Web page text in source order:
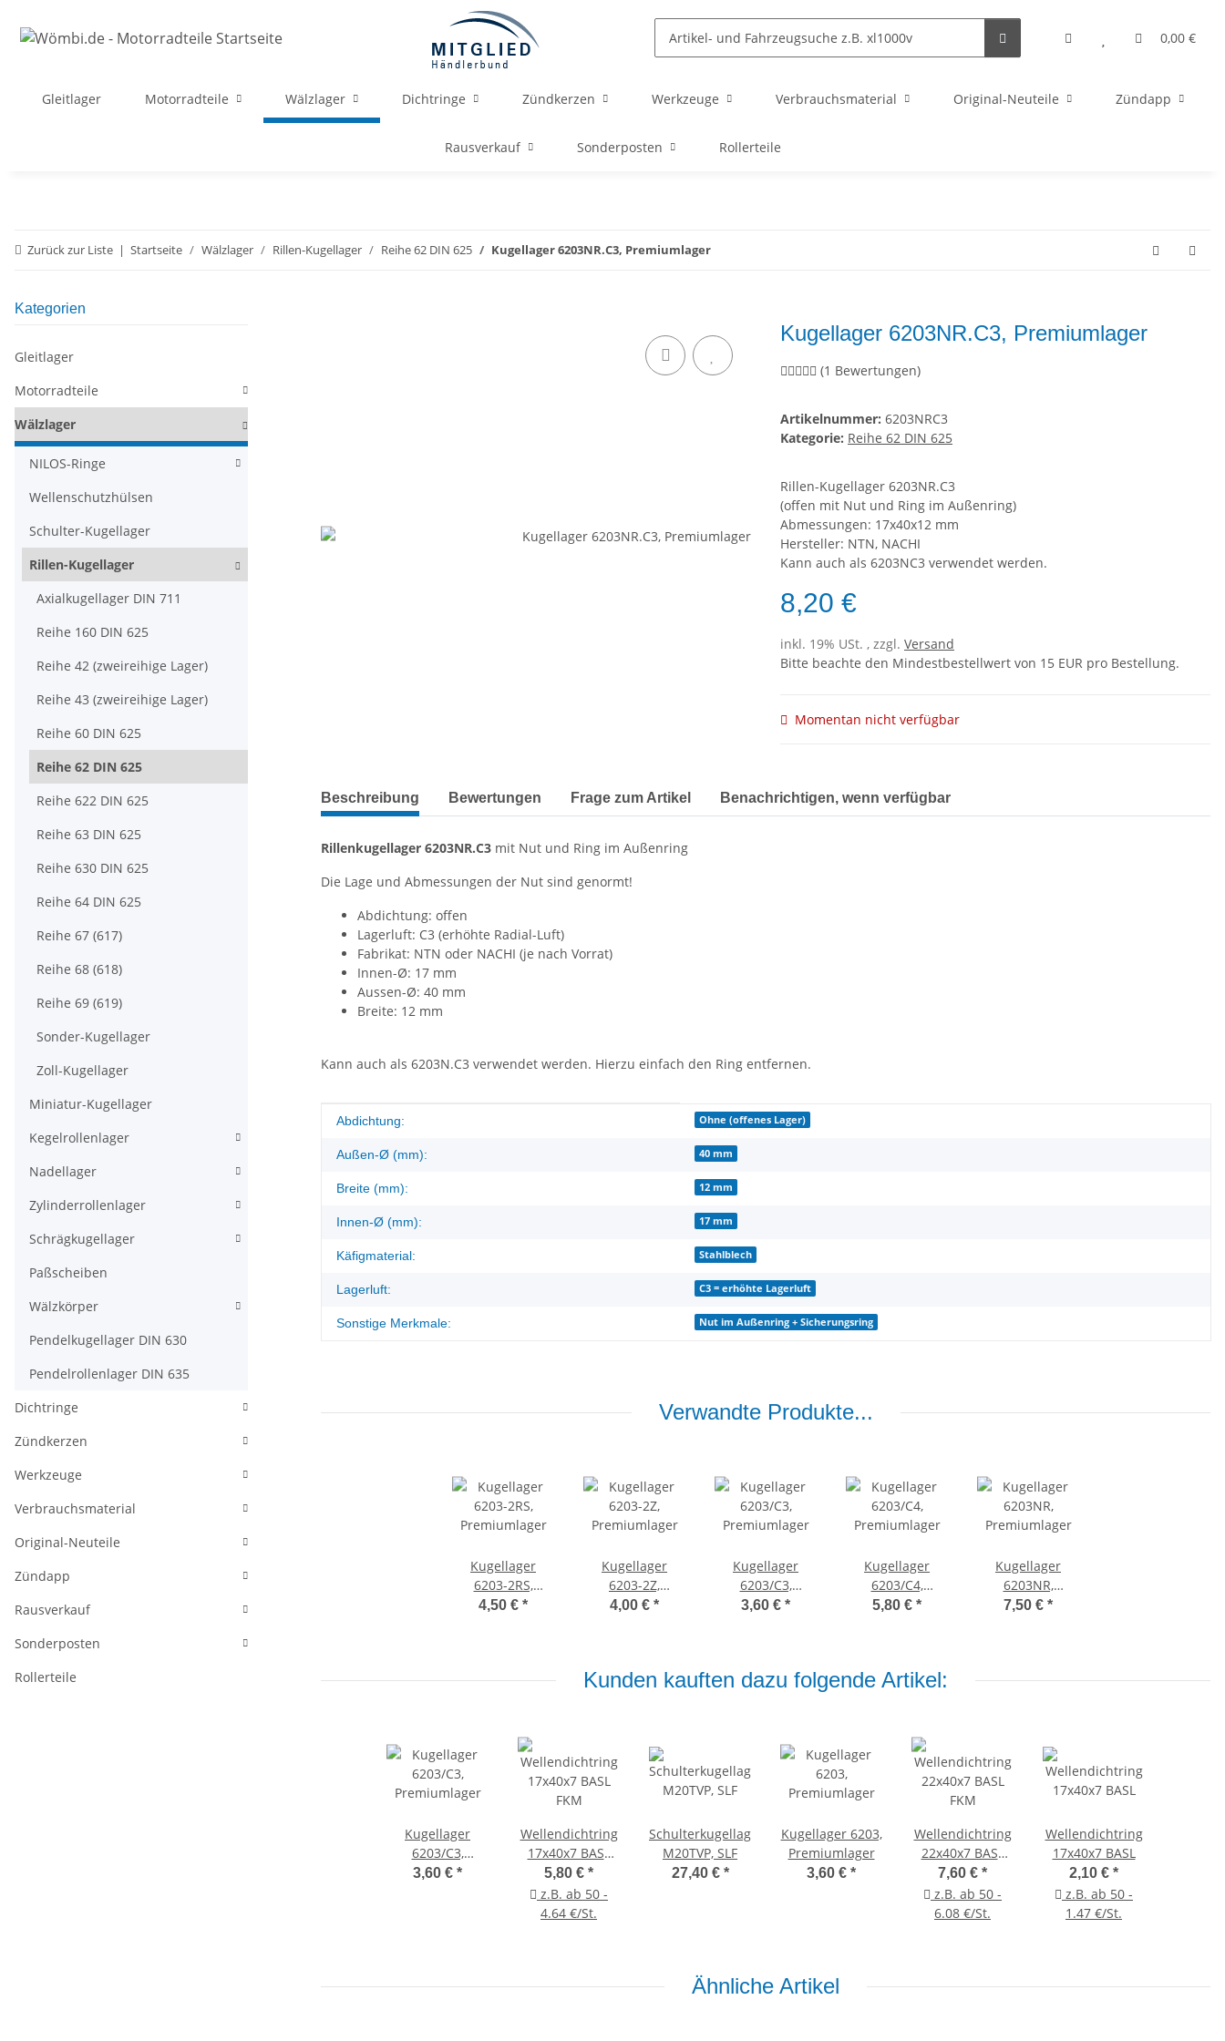
0,00 €
Gleitlager Motorradteile Wälzlager Dichtringe Zündkerzen Werkzeuge Verbrauchsmaterial Original-Neuteile Zündapp
Rausverkauf Sonderposten Rollerteile
Zurück zur Liste Startseite Wälzlager Rillen-Kugellager Reihe 62 DIN 625 Kugellager 6203NR.C3, Premiumlager
Kugellager 6203NR.C3, Premiumlager
(1 Bewertungen)
Artikelnummer: 6203NRC3
Kategorie: Reihe 62 DIN 625
Rillen-Kugellager 6203NR.C3
(offen mit Nut und Ring im Außenring)
Abmessungen: 17x40x12 mm
Hersteller: NTN, NACHI
Kann auch als 6203NC3 verwendet werden.
8,20 €
inkl. 19% USt. , zzgl. Versand
Bitte beachte den Mindestbestellwert von 15 EUR pro Bestellung.
Momentan nicht verfügbar
weitere Registerkarten anzeigen
Beschreibung Bewertungen Frage zum Artikel Benachrichtigen, wenn verfügbar
Rillenkugellager 6203NR.C3 mit Nut und Ring im Außenring
Die Lage und Abmessungen der Nut sind genormt!
Abdichtung: offen
Lagerluft: C3 (erhöhte Radial-Luft)
Fabrikat: NTN oder NACHI (je nach Vorrat)
Innen-Ø: 17 mm
Aussen-Ø: 40 mm
Breite: 12 mm
Kann auch als 6203N.C3 verwendet werden. Hierzu einfach den Ring entfernen.
Produkteigenschaft
Wert
Abdichtung: Ohne (offenes Lager)
Außen-Ø (mm): 40 mm
Breite (mm): 12 mm
Innen-Ø (mm): 17 mm
Käfigmaterial: Stahlblech
Lagerluft: C3 = erhöhte Lagerluft
Sonstige Merkmale: Nut im Außenring + Sicherungsring
Verwandte Produkte...
Kugellager
6203-2RS,
Premiumlager
4,50 € *
Kugellager
6203-2Z,
Premiumlager
4,00 € *
Kugellager
6203/C3,
Premiumlager
3,60 € *
Kugellager
6203/C4,
Premiumlager
5,80 € *
Kugellager
6203NR,
Premiumlager
7,50 € *
Kunden kauften dazu folgende Artikel:
Kugellager
6203/C3,
Premiumlager
3,60 € *
Wellendichtring
17x40x7 BASL
FKM
5,80 € *
z.B. ab 50 -
4.64 €/St.
Schulterkugellager
M20TVP, SLF
27,40 € *
Kugellager 6203,
Premiumlager
3,60 € *
Wellendichtring
22x40x7 BASL
FKM
7,60 € *
z.B. ab 50 -
6.08 €/St.
Wellendichtring
17x40x7 BASL
2,10 € *
z.B. ab 50 -
1.47 €/St.
Ähnliche Artikel
Kategorien
Gleitlager
Motorradteile
Wälzlager
NILOS-Ringe
Wellenschutzhülsen
Schulter-Kugellager
Rillen-Kugellager
Axialkugellager DIN 711
Reihe 160 DIN 625
Reihe 42 (zweireihige Lager)
Reihe 43 (zweireihige Lager)
Reihe 60 DIN 625
Reihe 62 DIN 625
Reihe 622 DIN 625
Reihe 63 DIN 625
Reihe 630 DIN 625
Reihe 64 DIN 625
Reihe 67 (617)
Reihe 68 (618)
Reihe 69 (619)
Sonder-Kugellager
Zoll-Kugellager
Miniatur-Kugellager
Kegelrollenlager
Nadellager
Zylinderrollenlager
Schrägkugellager
Paßscheiben
Wälzkörper
Pendelkugellager DIN 630
Pendelrollenlager DIN 635
Dichtringe
Zündkerzen
Werkzeuge
Verbrauchsmaterial
Original-Neuteile
Zündapp
Rausverkauf
Sonderposten
Rollerteile